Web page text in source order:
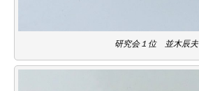
研究会１位 並木辰夫